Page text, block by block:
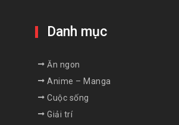
Danh mục
Ăn ngon
Anime – Manga
Cuộc sống
Giải trí